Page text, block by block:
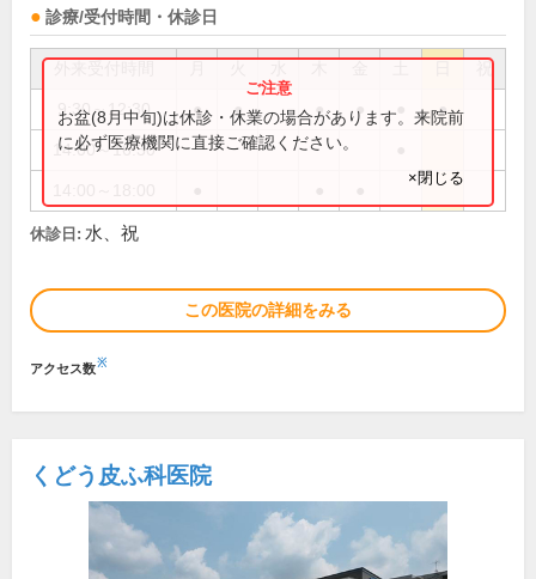
診療/受付時間・休診日
祝
9:30～12:30 ● ● ● ● ●
14:00～16:30
お盆(8月中旬)は休診・休業の場合があります。来院前
に必ず医療機関に直接ご確認ください。
×閉じる
休診日: 水、祝
この医院の詳細をみる
アクセス数※
くどう皮ふ科医院